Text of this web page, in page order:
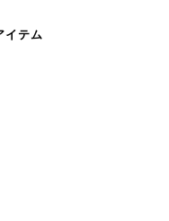
イテム